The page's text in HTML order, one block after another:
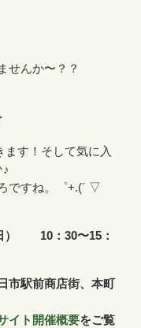
せんか〜？？
ます！そして気に入
ですね。゜+.(´ ▽
10：30〜15：
前商店街、本町
イト開催概要をご覧